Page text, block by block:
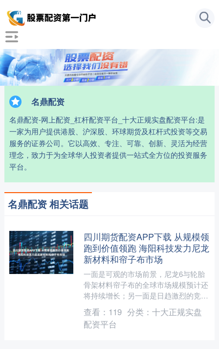
名鼎配资
名鼎配资-网上配资_杠杆配资平台_十大正规实盘配资平台:是
一家为用户提供港股、沪深股、环球期货及杠杆式投资等交易
服务的证券公司。它以高效、专注、可靠、创新、灵活为经营
理念，致力于为全球华人投资者提供一站式全方位的投资服务
平台。
名鼎配资 相关话题
四川期货配资APP下载 从规模领
跑到价值领跑 海阳科技发力尼龙
新材料和帘子布市场
一面是可观的市场前景，尼龙6与轮胎
骨架材料帘子布的全球市场规模预计还
将持续增长；另一面是日趋激烈的竞争
生态，尼龙6切片环节新增产能不断、
销售价格持续走低——对登....
查看： 119 分类： 十大正规实盘
配资平台